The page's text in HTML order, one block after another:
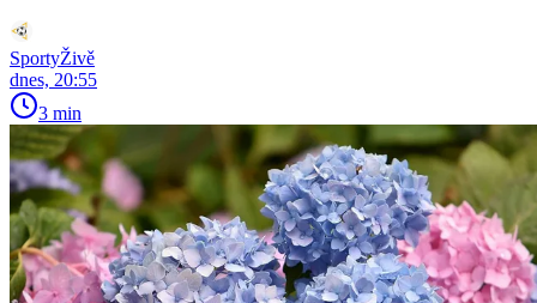
SportyŽivě
dnes, 20:55
3 min